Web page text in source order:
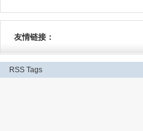
友情链接：
RSS Tags